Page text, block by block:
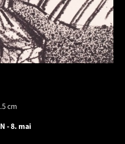
cm
- 8. mai